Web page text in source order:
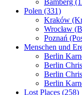
Polen (331)
Kraków
Wrocław
Poznań
Menschen und
Berlin
Berlin
Berlin
Berlin
Lost Places (258)